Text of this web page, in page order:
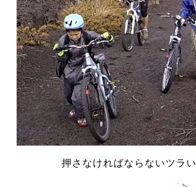
押さなければならないツラい